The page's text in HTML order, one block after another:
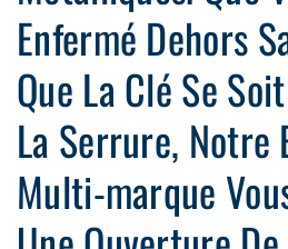
Enfermé Dehors
Que La Clé Se
La Serrure, Notre
Multi-marque